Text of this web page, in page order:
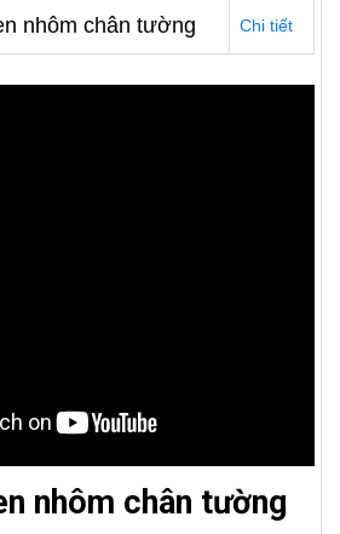
nhôm chân tường Chi tiết
nhôm chân tường